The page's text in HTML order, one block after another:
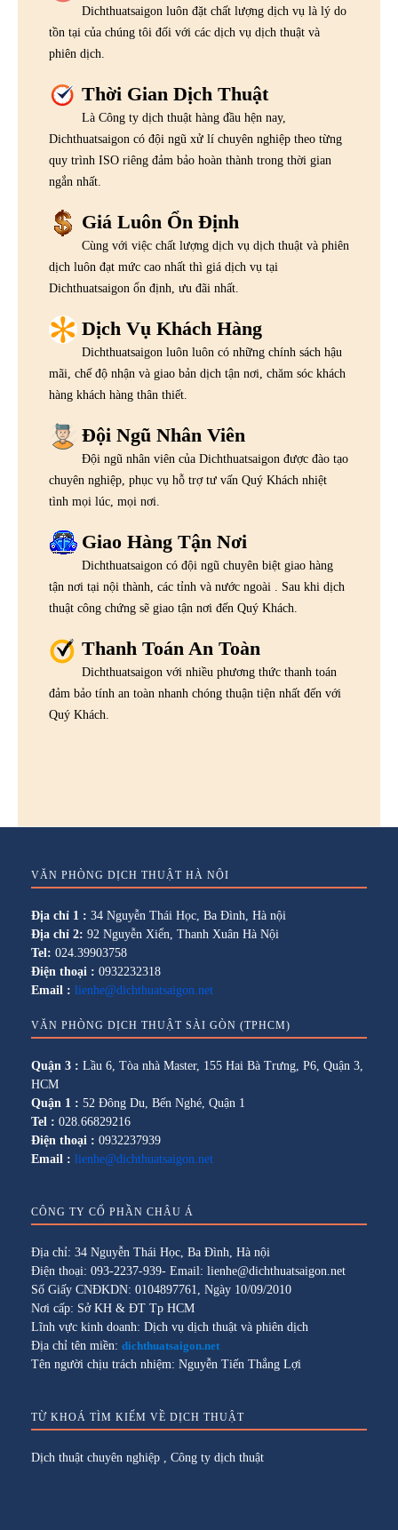
Dichthuatsaigon luôn đặt chất lượng dịch vụ là lý do
tồn tại của chúng tôi đối với các dịch vụ dịch thuật và
phiên dịch.
Thời Gian Dịch Thuật
Là Công ty dịch thuật hàng đầu hện nay,
Dichthuatsaigon có đội ngũ xử lí chuyên nghiệp theo từng
quy trình ISO riêng đảm bảo hoàn thành trong thời gian
ngắn nhất.
Giá Luôn Ổn Định
Cùng với việc chất lượng dịch vụ dịch thuật và phiên
dịch luôn đạt mức cao nhất thì giá dịch vụ tại
Dichthuatsaigon ổn định, ưu đãi nhất.
Dịch Vụ Khách Hàng
Dichthuatsaigon luôn luôn có những chính sách hậu
mãi, chế độ nhận và giao bản dịch tận nơi, chăm sóc khách
hàng khách hàng thân thiết.
Đội Ngũ Nhân Viên
Đội ngũ nhân viên của Dichthuatsaigon được đào tạo
chuyên nghiệp, phục vụ hỗ trợ tư vấn Quý Khách nhiệt
tình mọi lúc, mọi nơi.
Giao Hàng Tận Nơi
Dichthuatsaigon có đội ngũ chuyên biệt giao hàng
tận nơi tại nội thành, các tỉnh và nước ngoài . Sau khi dịch
thuật công chứng sẽ giao tận nơi đến Quý Khách.
Thanh Toán An Toàn
Dichthuatsaigon với nhiều phương thức thanh toán
đảm bảo tính an toàn nhanh chóng thuận tiện nhất đến với
Quý Khách.
VĂN PHÒNG DỊCH THUẬT HÀ NỘI
Địa chỉ 1 : 34 Nguyễn Thái Học, Ba Đình, Hà nội
Địa chỉ 2: 92 Nguyễn Xiển, Thanh Xuân Hà Nội
Tel: 024.39903758
Điện thoại : 0932232318
Email : lienhe@dichthuatsaigon.net
VĂN PHÒNG DỊCH THUẬT SÀI GÒN (TPHCM)
Quận 3 : Lầu 6, Tòa nhà Master, 155 Hai Bà Trưng, P6, Quận 3,
HCM
Quận 1 : 52 Đông Du, Bến Nghé, Quận 1
Tel : 028.66829216
Điện thoại : 0932237939
Email : lienhe@dichthuatsaigon.net
CÔNG TY CỔ PHẦN CHÂU Á
Địa chỉ: 34 Nguyễn Thái Học, Ba Đình, Hà nội
Điện thoại: 093-2237-939- Email: lienhe@dichthuatsaigon.net
Số Giấy CNĐKDN: 0104897761, Ngày 10/09/2010
Nơi cấp: Sở KH & ĐT Tp HCM
Lĩnh vực kinh doanh: Dịch vụ dịch thuật và phiên dịch
Địa chỉ tên miền: dichthuatsaigon.net
Tên người chịu trách nhiệm: Nguyễn Tiến Thắng Lợi
TỪ KHOÁ TÌM KIẾM VỀ DỊCH THUẬT
Dịch thuật chuyên nghiệp , Công ty dịch thuật